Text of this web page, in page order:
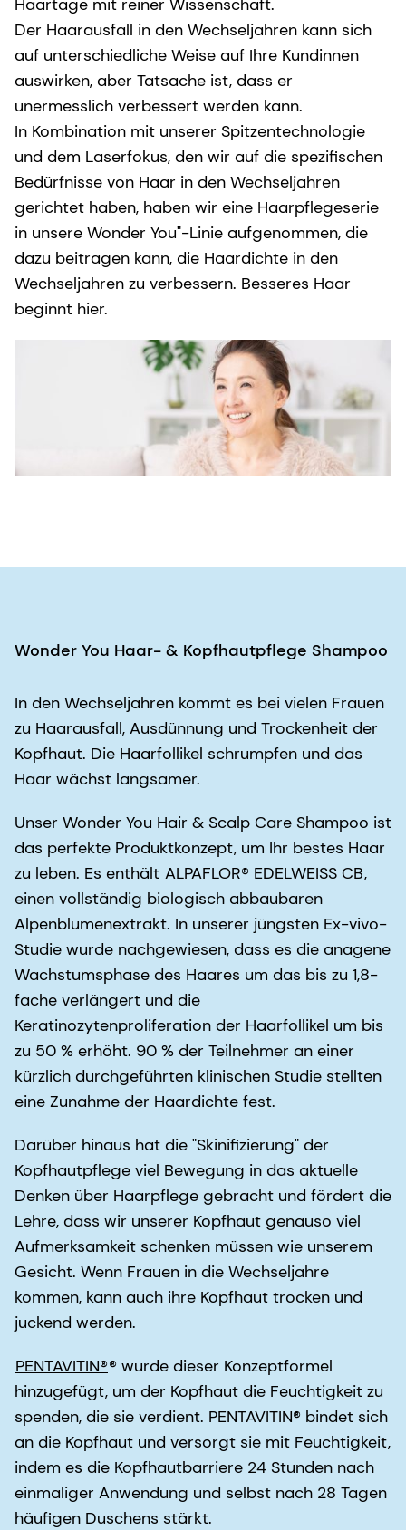
Der Haarausfall in den Wechseljahren kann sich
auf unterschiedliche Weise auf Ihre Kundinnen
auswirken, aber Tatsache ist, dass er
unermesslich verbessert werden kann.
In Kombination mit unserer Spitzentechnologie
und dem Laserfokus, den wir auf die spezifischen
Bedürfnisse von Haar in den Wechseljahren
gerichtet haben, haben wir eine Haarpflegeserie
in unsere Wonder You"-Linie aufgenommen, die
dazu beitragen kann, die Haardichte in den
Wechseljahren zu verbessern. Besseres Haar
beginnt hier.
Wonder You Haar- & Kopfhautpflege Shampoo
In den Wechseljahren kommt es bei vielen Frauen
zu Haarausfall, Ausdünnung und Trockenheit der
Kopfhaut. Die Haarfollikel schrumpfen und das
Haar wächst langsamer.
Unser Wonder You Hair & Scalp Care Shampoo ist
das perfekte Produktkonzept, um Ihr bestes Haar
zu leben. Es enthält ALPAFLOR® EDELWEISS CB,
einen vollständig biologisch abbaubaren
Alpenblumenextrakt. In unserer jüngsten Ex-vivo-
Studie wurde nachgewiesen, dass es die anagene
Wachstumsphase des Haares um das bis zu 1,8-
fache verlängert und die
Keratinozytenproliferation der Haarfollikel um bis
zu 50 % erhöht. 90 % der Teilnehmer an einer
kürzlich durchgeführten klinischen Studie stellten
eine Zunahme der Haardichte fest.
Darüber hinaus hat die "Skinifizierung" der
Kopfhautpflege viel Bewegung in das aktuelle
Denken über Haarpflege gebracht und fördert die
Lehre, dass wir unserer Kopfhaut genauso viel
Aufmerksamkeit schenken müssen wie unserem
Gesicht. Wenn Frauen in die Wechseljahre
kommen, kann auch ihre Kopfhaut trocken und
juckend werden.
PENTAVITIN®® wurde dieser Konzeptformel
hinzugefügt, um der Kopfhaut die Feuchtigkeit zu
spenden, die sie verdient. PENTAVITIN® bindet sich
an die Kopfhaut und versorgt sie mit Feuchtigkeit,
indem es die Kopfhautbarriere 24 Stunden nach
einmaliger Anwendung und selbst nach 28 Tagen
häufigen Duschens stärkt.